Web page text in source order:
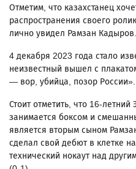
Отметим, что казахстанец
распространения своего
лично увидел Рамзан Кадыров.
4 декабря 2023 года стало
неизвестный вышел с
— вор, убийца, позор России».
Стоит отметить, что 16-
занимается боксом и
является вторым сыном
сделал свой дебют в клетке
технический нокаут над